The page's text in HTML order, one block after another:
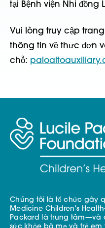
tại Bệnh viện Nhi đồng
Vui lòng truy cập
thông tin về thực đơn
chỗ:
Chúng tôi là tổ chức gây
Medicine Children's
Packard là trung tâm—và